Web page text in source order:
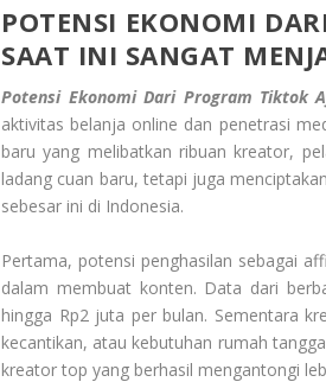
POTENSI EKONOMI
SAAT INI SANGAT
Potensi Ekonomi Dari Program Tiktok
aktivitas belanja online dan penetrasi
baru yang melibatkan ribuan kreator,
ladang cuan baru, tetapi juga
sebesar ini di Indonesia.
Pertama, potensi penghasilan sebagai
dalam membuat konten. Data dari
hingga Rp2 juta per bulan. Sementara
kecantikan, atau kebutuhan rumah
kreator top yang berhasil mengantongi